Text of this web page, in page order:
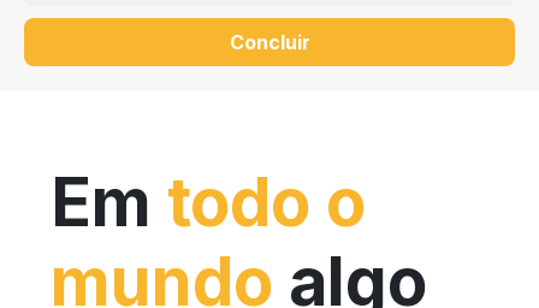
Concluir
Em todo o
mundo algo